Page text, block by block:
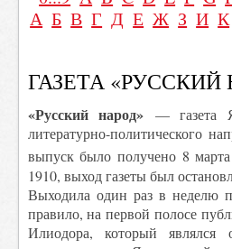
А Б В Г Д Е Ж З И К
ГАЗЕТА «РУССКИЙ
«Русский народ» — газета
литературно-политического
выпуск было получено 8
1910, выход газеты был
Выходила один раз в неделю
правило, на первой полосе
Илиодора, который